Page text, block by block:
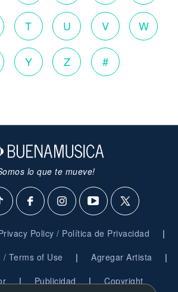
T U V W
Y Z #
lo que te mueve!
Policy / Política de Privacidad |
Terms of Use | Agregar Artista |
| Publicidad | Copyright